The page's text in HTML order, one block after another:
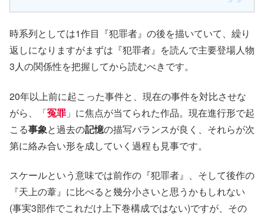
時系列としては1作目『犯罪者』の後を描いていて、繰り
返しになりますがまずは『犯罪者』を読んで主要登場人物
3人の関係性を把握してから読むべきです。
20年以上前に起こった事件と、現在の事件を対比させな
がら、「冤罪 」に焦点が当てられた作品。現在進行形で起
こる事象と過去の記憶の描写バランスが良く、それらが次
第に絡み合い形を成していく過程も見事です。
スケールという意味では前作の『犯罪者』、そして後作の
『天上の葦』に比べると幾分小さいと思うかもしれない
(事実3部作でこれだけ上下巻構成ではない)ですが、その